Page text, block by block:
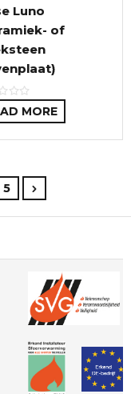
Luno
of
MORE
5